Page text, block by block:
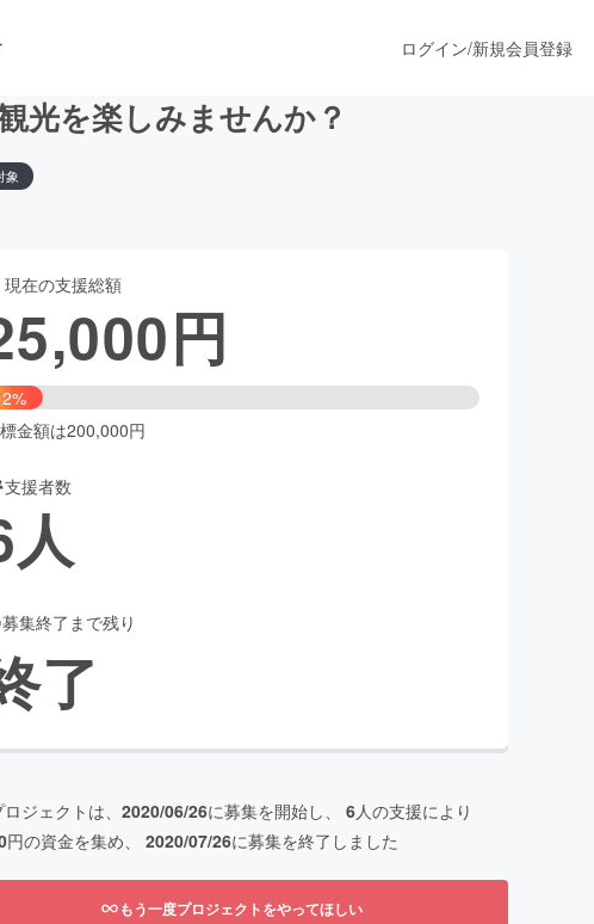
ンス
ファッション
スケア
ログイン/新規会員登録
光を楽しみませんか？
象
現在の支援総額
円
金額は200,000円
支援者数
人
募集終了まで残り
了
ジェクトは、 2020/06/26に募集を開始し、 6人の支援により
円の資金を集め、 2020/07/26に募集を終了しました
もう一度プロジェクトをやってほしい